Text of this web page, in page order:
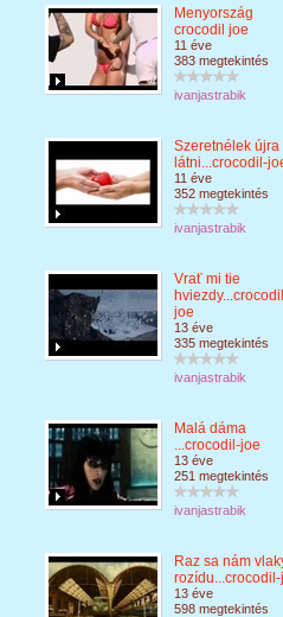
Menyország
crocodil joe
11 éve
383 megtekintés
ivanjastrabik
Szeretnélek újra
látni...crocodil-
11 éve
352 megtekintés
ivanjastrabik
Vrať mi tie
joe
13 éve
335 megtekintés
ivanjastrabik
Malá dáma
...crocodil-joe
13 éve
251 megtekintés
ivanjastrabik
Raz sa nám
13 éve
598 megtekintés